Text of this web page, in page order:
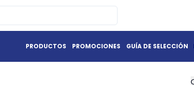
PRODUCTOS PROMOCIONES GUÍA DE SELECCIÓN